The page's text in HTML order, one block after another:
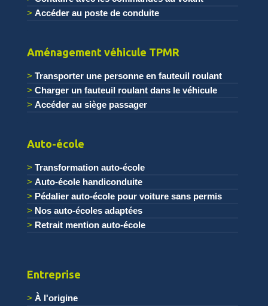
Accéder au poste de conduite
Aménagement véhicule TPMR
Transporter une personne en fauteuil roulant
Charger un fauteuil roulant dans le véhicule
Accéder au siège passager
Auto-école
Transformation auto-école
Auto-école handiconduite
Pédalier auto-école pour voiture sans permis
Nos auto-écoles adaptées
Retrait mention auto-école
Entreprise
À l'origine